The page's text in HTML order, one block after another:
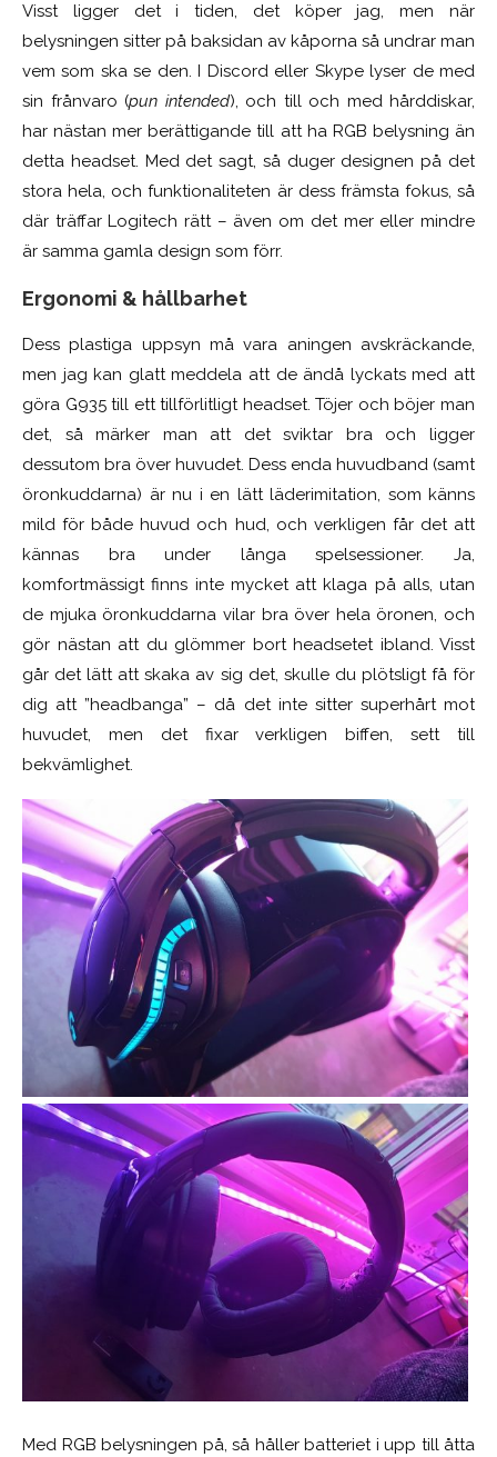
Visst ligger det i tiden, det köper jag, men när
belysningen sitter på baksidan av kåporna så undrar man
vem som ska se den. I Discord eller Skype lyser de med
sin frånvaro (pun intended), och till och med hårddiskar,
har nästan mer berättigande till att ha RGB belysning än
detta headset. Med det sagt, så duger designen på det
stora hela, och funktionaliteten är dess främsta fokus, så
där träffar Logitech rätt – även om det mer eller mindre
är samma gamla design som förr.
Ergonomi & hållbarhet
Dess plastiga uppsyn må vara aningen avskräckande,
men jag kan glatt meddela att de ändå lyckats med att
göra G935 till ett tillförlitligt headset. Töjer och böjer man
det, så märker man att det sviktar bra och ligger
dessutom bra över huvudet. Dess enda huvudband (samt
öronkuddarna) är nu i en lätt läderimitation, som känns
mild för både huvud och hud, och verkligen får det att
kännas bra under långa spelsessioner. Ja,
komfortmässigt finns inte mycket att klaga på alls, utan
de mjuka öronkuddarna vilar bra över hela öronen, och
gör nästan att du glömmer bort headsetet ibland. Visst
går det lätt att skaka av sig det, skulle du plötsligt få för
dig att ”headbanga” – då det inte sitter superhårt mot
huvudet, men det fixar verkligen biffen, sett till
bekvämlighet.
Med RGB belysningen på, så håller batteriet i upp till åtta